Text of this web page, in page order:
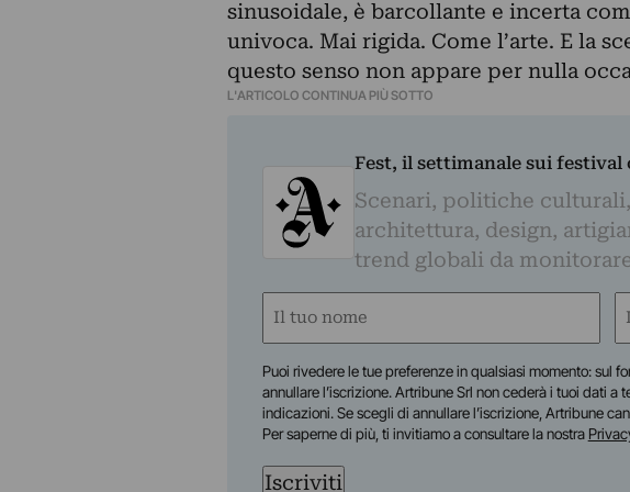
sinusoidale, è barcollante e incerta
univoca. Mai rigida. Come l’arte. E la
questo senso non appare per nulla
L'ARTICOLO CONTINUA PIÙ SOTTO
Fest, il settimanale sui
Scenari, politiche
architettura, design,
trend globali da
Nome
Puoi rivedere le tue preferenze in qualsiasi momento: sul
annullare l’iscrizione. Artribune Srl non cederà i tuoi dati
indicazioni. Se scegli di annullare l’iscrizione, Artribune
Per saperne di più, ti invitiamo a consultare la nostra
Iscriviti